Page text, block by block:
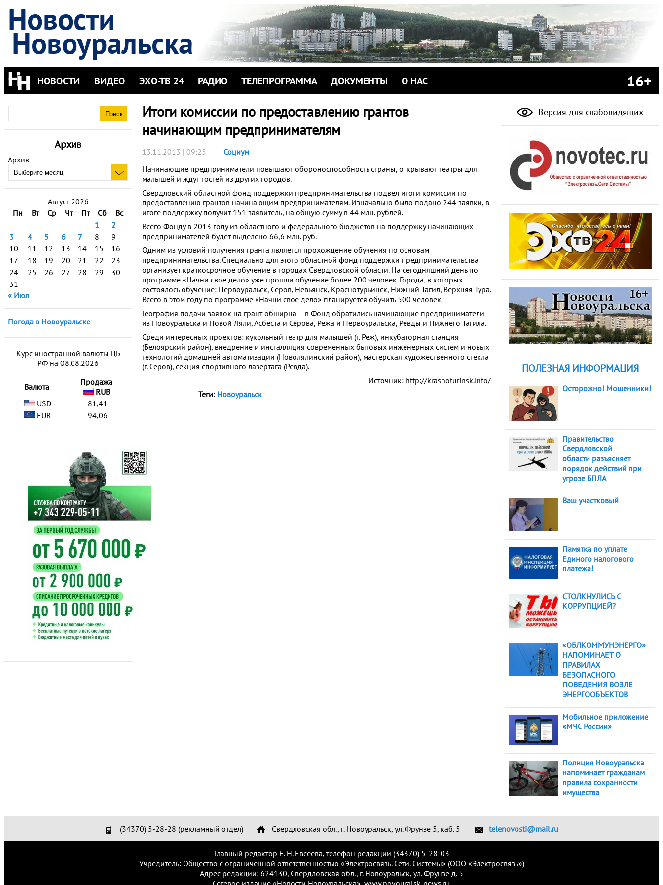
Новости
Новоуральска
НОВОСТИ ВИДЕО ЭХО-ТВ 24 РАДИО ТЕЛЕПРОГРАММА ДОКУМЕНТЫ О НАС 16+
Архив
Архив
Август 2026
Пн
Вт Ср Чт Пт Сб
Вс
1
2
3
4 5 6 7 8
9
10
11 12 13 14 15
16
17
18 19 20 21 22
23
24
25 26 27 28 29
30
31
« Июл
Погода в Новоуральске
Курс иностранной валюты ЦБ
РФ на 08.08.2026
Валюта
Продажа
RUB
USD
81,41
EUR
94,06
Итоги комиссии по предоставлению грантов
начинающим предпринимателям
13.11.2013 | 09:25
Социум
Начинающие предприниматели повышают обороноспособность страны, открывают театры для
малышей и ждут гостей из других городов.
Свердловский областной фонд поддержки предпринимательства подвел итоги комиссии по
предоставлению грантов начинающим предпринимателям. Изначально было подано 244 заявки, в
итоге поддержку получит 151 заявитель, на общую сумму в 44 млн. рублей.
Всего Фонду в 2013 году из областного и федерального бюджетов на поддержку начинающих
предпринимателей будет выделено 66,6 млн. руб.
Одним из условий получения гранта является прохождение обучения по основам
предпринимательства. Специально для этого областной фонд поддержки предпринимательства
организует краткосрочное обучение в городах Свердловской области. На сегодняшний день по
программе «Начни свое дело» уже прошли обучение более 200 человек. Города, в которых
состоялось обучение: Первоуральск, Серов, Невьянск, Краснотурьинск, Нижний Тагил, Верхняя Тура.
Всего в этом году по программе «Начни свое дело» планируется обучить 500 человек.
География подачи заявок на грант обширна – в Фонд обратились начинающие предприниматели
из Новоуральска и Новой Ляли, Асбеста и Серова, Режа и Первоуральска, Ревды и Нижнего Тагила.
Среди интересных проектов: кукольный театр для малышей (г. Реж), инкубаторная станция
(Белоярский район), внедрение и инсталляция современных бытовых инженерных систем и новых
технологий домашней автоматизации (Новолялинский район), мастерская художественного стекла
(г. Серов), секция спортивного лазертага (Ревда).
Источник: http://krasnoturinsk.info/
Теги: Новоуральск
Версия для слабовидящих
ПОЛЕЗНАЯ ИНФОРМАЦИЯ
Осторожно! Мошенники!
Правительство
Свердловской
области разъясняет
порядок действий при
угрозе БПЛА
Ваш участковый
Памятка по уплате
Единого налогового
платежа!
СТОЛКНУЛИСЬ С
КОРРУПЦИЕЙ?
«ОБЛКОММУНЭНЕРГО»
НАПОМИНАЕТ О
ПРАВИЛАХ
БЕЗОПАСНОГО
ПОВЕДЕНИЯ ВОЗЛЕ
ЭНЕРГООБЪЕКТОВ
Мобильное приложение
«МЧС России»
Полиция Новоуральска
напоминает гражданам
правила сохранности
имущества
(34370) 5-28-28 (рекламный отдел) Свердловская обл., г. Новоуральск, ул. Фрунзе 5, каб. 5 telenovosti@mail.ru
Главный редактор Е. Н. Евсеева, телефон редакции (34370) 5-28-03
Учредитель: Общество с ограниченной ответственностью «Электросвязь. Сети. Системы» (ООО «Электросвязь»)
Адрес редакции: 624130, Свердловская обл., г. Новоуральск, ул. Фрунзе д. 5